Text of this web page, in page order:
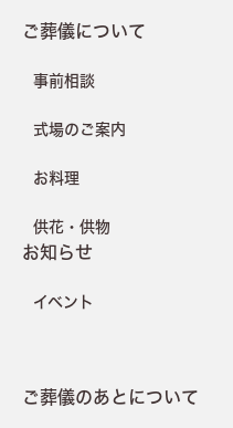
ご葬儀について
事前相談
式場のご案内
お料理
供花・供物
お知らせ
イベント
ご葬儀のあとについて